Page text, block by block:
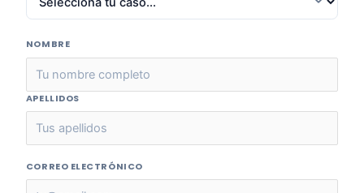
NOMBRE
APELLIDOS
CORREO ELECTRÓNICO